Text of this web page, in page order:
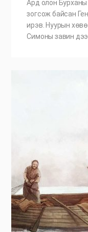
Ард олон Бурханы
зогсож байсан
ирэв. Нуурын
Симоны завин